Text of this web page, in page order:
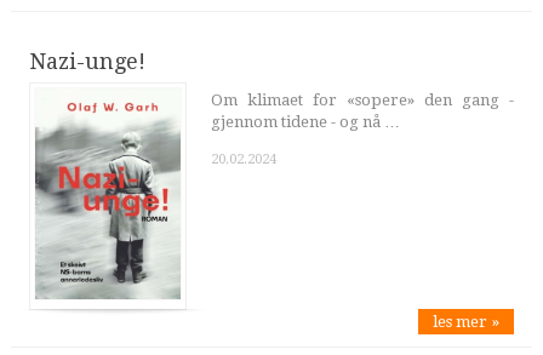
Nazi-unge!
Om klimaet for «sopere» den gang -
gjennom tidene - og nå …
20.02.2024
les mer »